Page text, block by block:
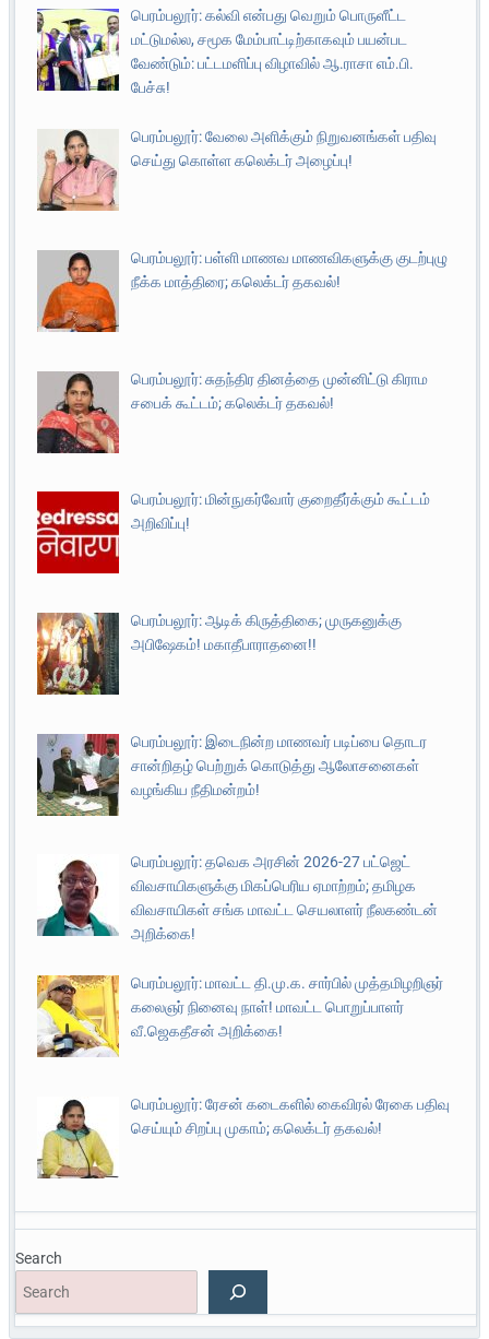
பெரம்பலூர்: கல்வி என்பது வெறும் பொருளீட்ட
மட்டுமல்ல, சமூக மேம்பாட்டிற்காகவும் பயன்பட
வேண்டும்: பட்டமளிப்பு விழாவில் ஆ.ராசா எம்.பி.
பேச்சு!
பெரம்பலூர்: வேலை அளிக்கும் நிறுவனங்கள் பதிவு
செய்து கொள்ள கலெக்டர் அழைப்பு!
பெரம்பலூர்: பள்ளி மாணவ மாணவிகளுக்கு குடற்புழு
நீக்க மாத்திரை; கலெக்டர் தகவல்!
பெரம்பலூர்: சுதந்திர தினத்தை முன்னிட்டு கிராம
சபைக் கூட்டம்; கலெக்டர் தகவல்!
பெரம்பலூர்: மின்நுகர்வோர் குறைதீர்க்கும் கூட்டம்
அறிவிப்பு!
பெரம்பலூர்: ஆடிக் கிருத்திகை; முருகனுக்கு
அபிஷேகம்! மகாதீபாராதனை!!
பெரம்பலூர்: இடைநின்ற மாணவர் படிப்பை தொடர
சான்றிதழ் பெற்றுக் கொடுத்து ஆலோசனைகள்
வழங்கிய நீதிமன்றம்!
பெரம்பலூர்: தவெக அரசின் 2026-27 பட்ஜெட்
விவசாயிகளுக்கு மிகப்பெரிய ஏமாற்றம்; தமிழக
விவசாயிகள் சங்க மாவட்ட செயலாளர் நீலகண்டன்
அறிக்கை!
பெரம்பலூர்: மாவட்ட தி.மு.க. சார்பில் முத்தமிழறிஞர்
கலைஞர் நினைவு நாள்! மாவட்ட பொறுப்பாளர்
வீ.ஜெகதீசன் அறிக்கை!
பெரம்பலூர்: ரேசன் கடைகளில் கைவிரல் ரேகை பதிவு
செய்யும் சிறப்பு முகாம்; கலெக்டர் தகவல்!
Search